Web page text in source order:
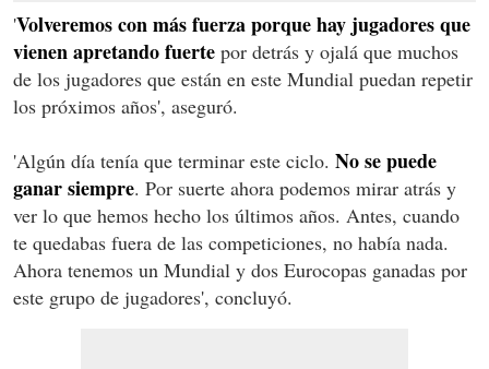
'Volveremos con más fuerza porque hay jugadores que
vienen apretando fuerte por detrás y ojalá que muchos
de los jugadores que están en este Mundial puedan repetir
los próximos años', aseguró.
'Algún día tenía que terminar este ciclo. No se puede
ganar siempre. Por suerte ahora podemos mirar atrás y
ver lo que hemos hecho los últimos años. Antes, cuando
te quedabas fuera de las competiciones, no había nada.
Ahora tenemos un Mundial y dos Eurocopas ganadas por
este grupo de jugadores', concluyó.